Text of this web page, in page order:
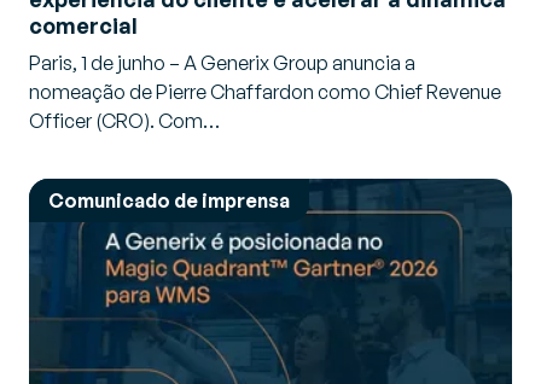
comercial
Paris, 1 de junho – A Generix Group anuncia a
nomeação de Pierre Chaffardon como Chief Revenue
Officer (CRO). Com…
Comunicado de imprensa